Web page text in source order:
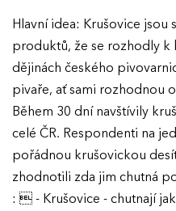
Hlavní idea: Krušovice jsou
produktů, že se rozhodly
dějinách českého
pivaře, ať sami rozhodnou
Během 30 dní navštívily
celé ČR. Respondenti na
pořádnou krušovickou
zhodnotili zda jim chutná
:  - Krušovice - chutnají